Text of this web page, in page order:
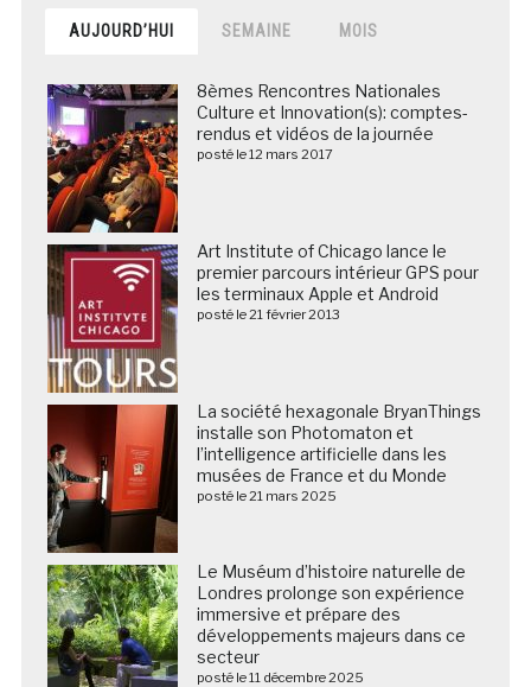
AUJOURD’HUI SEMAINE MOIS
8èmes Rencontres Nationales
Culture et Innovation(s): comptes-
rendus et vidéos de la journée
posté le 12 mars 2017
Art Institute of Chicago lance le
premier parcours intérieur GPS pour
les terminaux Apple et Android
posté le 21 février 2013
La société hexagonale BryanThings
installe son Photomaton et
l’intelligence artificielle dans les
musées de France et du Monde
posté le 21 mars 2025
Le Muséum d’histoire naturelle de
Londres prolonge son expérience
immersive et prépare des
développements majeurs dans ce
secteur
posté le 11 décembre 2025